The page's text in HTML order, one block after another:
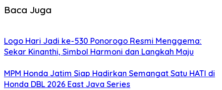
Baca Juga
Logo Hari Jadi ke-530 Ponorogo Resmi Menggema:
Sekar Kinanthi, Simbol Harmoni dan Langkah Maju
MPM Honda Jatim Siap Hadirkan Semangat Satu HATI di
Honda DBL 2026 East Java Series